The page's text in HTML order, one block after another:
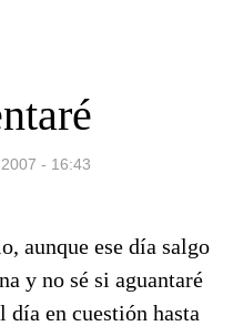
- 16:43
aunque ese día salgo
y no sé si aguantaré
día en cuestión hasta